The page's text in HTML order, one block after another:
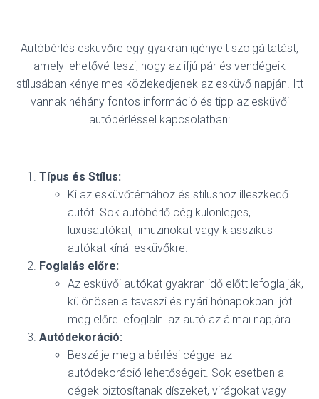
Autóbérlés esküvőre egy gyakran igényelt szolgáltatást,
amely lehetővé teszi, hogy az ifjú pár és vendégeik
stílusában kényelmes közlekedjenek az esküvő napján. Itt
vannak néhány fontos információ és tipp az esküvői
autóbérléssel kapcsolatban:
Típus és Stílus:
Ki az esküvőtémához és stílushoz illeszkedő
autót. Sok autóbérlő cég különleges,
luxusautókat, limuzinokat vagy klasszikus
autókat kínál esküvőkre.
Foglalás előre:
Az esküvői autókat gyakran idő előtt lefoglalják,
különösen a tavaszi és nyári hónapokban. jót
meg előre lefoglalni az autó az álmai napjára.
Autódekoráció:
Beszélje meg a bérlési céggel az
autódekoráció lehetőségeit. Sok esetben a
cégek biztosítanak díszeket, virágokat vagy